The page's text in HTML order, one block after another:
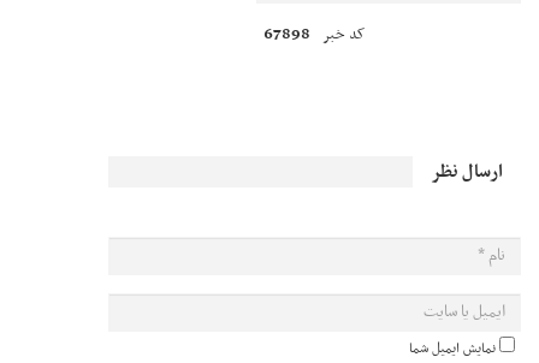
کد خبر 67898
ارسال نظر
نمایش ایمیل شما